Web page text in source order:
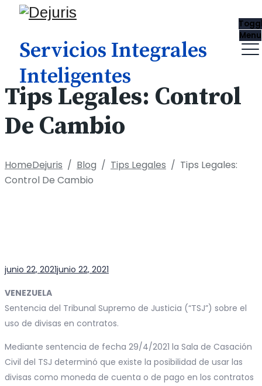
Servicios Integrales
Inteligentes
Menu
Tips Legales: Control
De Cambio
HomeDejuris / Blog / Tips Legales / Tips Legales:
Control De Cambio
Posted
junio 22, 2021junio 22, 2021
VENEZUELA
Sentencia del Tribunal Supremo de Justicia (“TSJ”) sobre el
uso de divisas en contratos.
Mediante sentencia de fecha 29/4/2021 la Sala de Casación
Civil del TSJ determinó que existe la posibilidad de usar las
divisas como moneda de cuenta o de pago en los contratos